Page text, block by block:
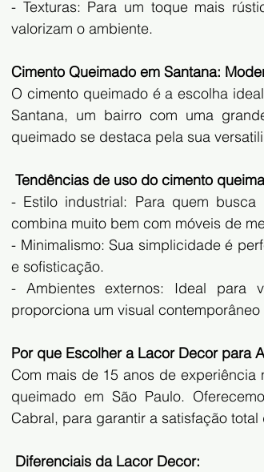
- Texturas: Para um toque mais
valorizam o ambiente.
Cimento Queimado em Santana:
O cimento queimado é a escolha
Santana, um bairro com uma
queimado se destaca pela sua
Tendências de uso do cimento
- Estilo industrial: Para quem
combina muito bem com móveis de
- Minimalismo: Sua simplicidade é
e sofisticação.
- Ambientes externos: Ideal para
proporciona um visual
Por que Escolher a Lacor Decor para
Com mais de 15 anos de
queimado em São Paulo.
Cabral, para garantir a satisfação total
Diferenciais da Lacor Decor: